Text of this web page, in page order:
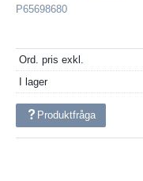
P65698680
Ord. pris exkl.
I lager
Produktfråga